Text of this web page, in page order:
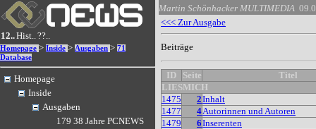
12..Hist..??..
Homepage > Inside > Ausgaben > 71
Database
Homepage
Inside
Ausgaben
179 38 Jahre PCNEWS
Martin Schönhacker MULTIMEDIA
<<< Zur Ausgabe
Beiträge
ID Seite
Titel
LIESMICH
1475
2Inhalt
1477
4Autorinnen und Autoren
1479
6Inserenten